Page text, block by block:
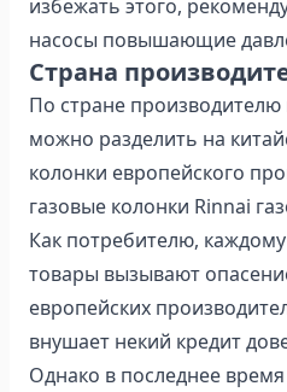
избежать этого,
насосы повышающие
Страна
По стране производителю
можно разделить на
колонки европейского
газовые колонки Rinnai
Как потребителю,
товары вызывают
европейских
внушает некий кредит
Однако в последнее